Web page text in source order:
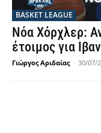
BASKET LEAGUE
Νόα Χόρχλερ:
έτοιμος για
Γιώργος Αριδαίας - 30/07/